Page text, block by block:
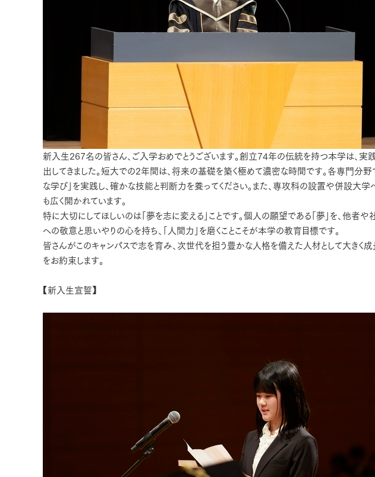
新入生267名の皆さん、ご入学おめでとうございます。創立74年の伝統を持つ本学は、
出してきました。短大での2年間は、将来の基礎を築く極めて濃密な時間です。各専門分
な学び」を実践し、確かな技能と判断力を養ってください。また、専攻科の設置や併設大
も広く開かれています。
特に大切にしてほしいのは「夢を志に変える」ことです。個人の願望である「夢」を、他者や
への敬意と思いやりの心を持ち、「人間力」を磨くことこそが本学の教育目標です。
皆さんがこのキャンパスで志を育み、次世代を担う豊かな人格を備えた人材として大きく成
をお約束します。
【新入生宣誓】